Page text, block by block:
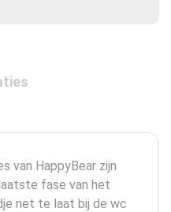
van HappyBear zijn
fase van het
net te laat bij de wc